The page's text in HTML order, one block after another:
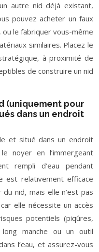
autre nid déjà existant,
pouvez acheter un faux
le fabriquer vous-même
similaires. Placez le
à proximité de
de construire un nid
(uniquement pour
dans un endroit
et situé dans un endroit
noyer en l’immergeant
rempli d’eau pendant
est relativement efficace
nid, mais elle n’est pas
elle nécessite un accès
potentiels (piqûres,
manche ou un outil
l’eau, et assurez-vous